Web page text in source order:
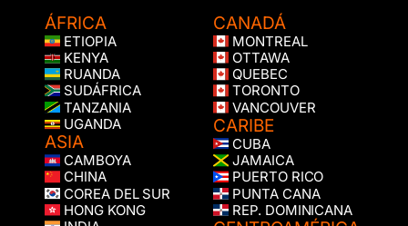
ÁFRICA
ETIOPIA
KENYA
RUANDA
SUDÁFRICA
TANZANIA
UGANDA
ASIA
CAMBOYA
CHINA
COREA DEL SUR
HONG KONG
CANADÁ
MONTREAL
OTTAWA
QUEBEC
TORONTO
VANCOUVER
CARIBE
CUBA
JAMAICA
PUERTO RICO
PUNTA CANA
REP. DOMINICANA